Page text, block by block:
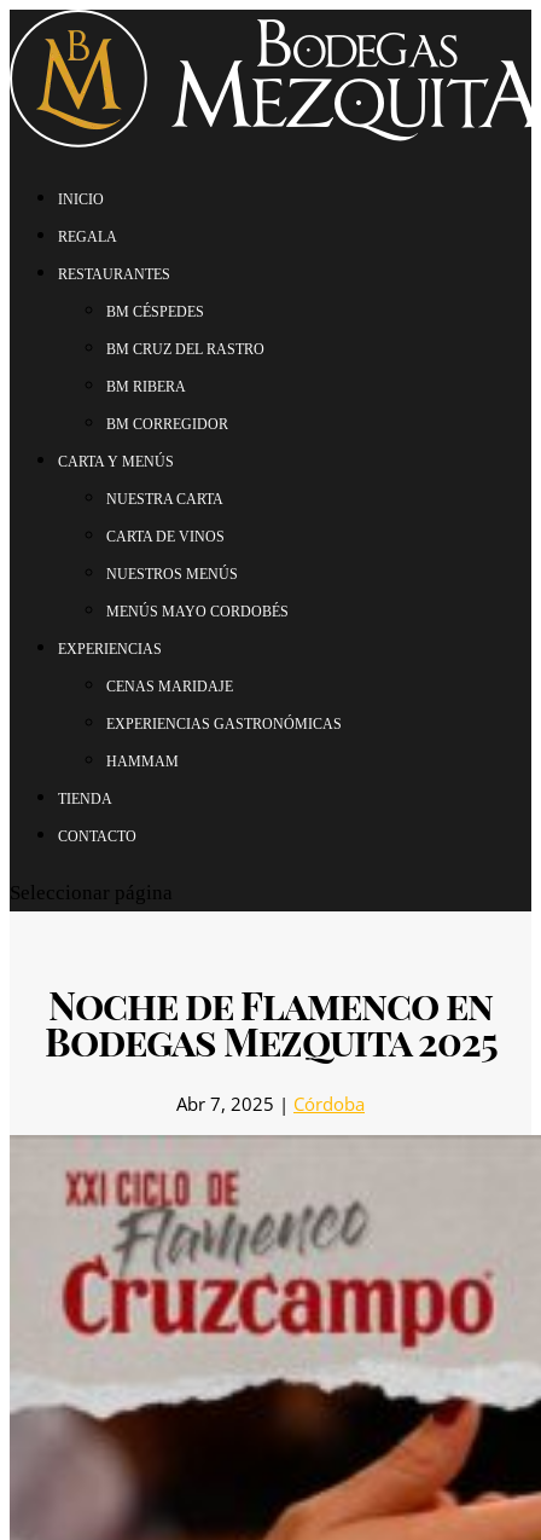
INICIO
REGALA
RESTAURANTES
BM CÉSPEDES
BM CRUZ DEL RASTRO
BM RIBERA
BM CORREGIDOR
CARTA Y MENÚS
NUESTRA CARTA
CARTA DE VINOS
NUESTROS MENÚS
MENÚS MAYO CORDOBÉS
EXPERIENCIAS
CENAS MARIDAJE
EXPERIENCIAS GASTRONÓMICAS
HAMMAM
TIENDA
CONTACTO
Seleccionar página
Noche de Flamenco en
Bodegas Mezquita 2025
Abr 7, 2025 | Córdoba